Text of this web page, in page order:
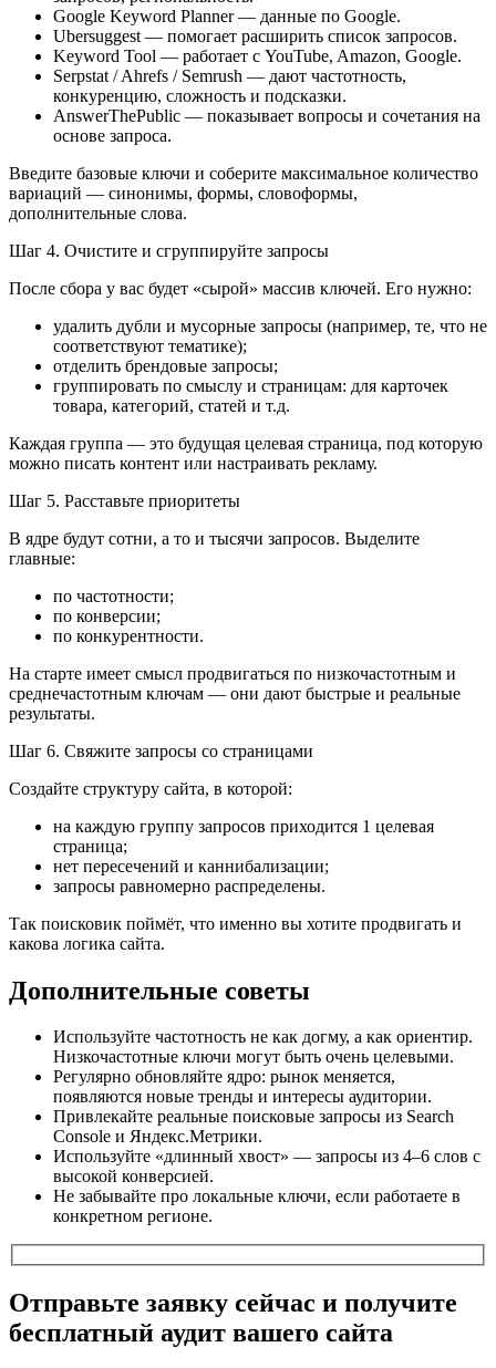
Google Keyword Planner — данные по Google.
Ubersuggest — помогает расширить список запросов.
Keyword Tool — работает с YouTube, Amazon, Google.
Serpstat / Ahrefs / Semrush — дают частотность,
конкуренцию, сложность и подсказки.
AnswerThePublic — показывает вопросы и сочетания на
основе запроса.
Введите базовые ключи и соберите максимальное количество
вариаций — синонимы, формы, словоформы,
дополнительные слова.
Шаг 4. Очистите и сгруппируйте запросы
После сбора у вас будет «сырой» массив ключей. Его нужно:
удалить дубли и мусорные запросы (например, те, что не
соответствуют тематике);
отделить брендовые запросы;
группировать по смыслу и страницам: для карточек
товара, категорий, статей и т.д.
Каждая группа — это будущая целевая страница, под которую
можно писать контент или настраивать рекламу.
Шаг 5. Расставьте приоритеты
В ядре будут сотни, а то и тысячи запросов. Выделите
главные:
по частотности;
по конверсии;
по конкурентности.
На старте имеет смысл продвигаться по низкочастотным и
среднечастотным ключам — они дают быстрые и реальные
результаты.
Шаг 6. Свяжите запросы со страницами
Создайте структуру сайта, в которой:
на каждую группу запросов приходится 1 целевая
страница;
нет пересечений и каннибализации;
запросы равномерно распределены.
Так поисковик поймёт, что именно вы хотите продвигать и
какова логика сайта.
Дополнительные советы
Используйте частотность не как догму, а как ориентир.
Низкочастотные ключи могут быть очень целевыми.
Регулярно обновляйте ядро: рынок меняется,
появляются новые тренды и интересы аудитории.
Привлекайте реальные поисковые запросы из Search
Console и Яндекс.Метрики.
Используйте «длинный хвост» — запросы из 4–6 слов с
высокой конверсией.
Не забывайте про локальные ключи, если работаете в
конкретном регионе.
Отправьте заявку сейчас и получите
бесплатный аудит вашего сайта